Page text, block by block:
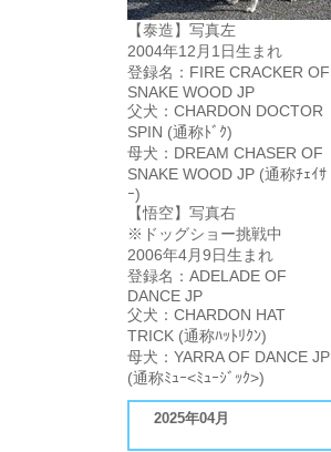
【泰造】写真左
2004年12月1日生まれ
登録名：FIRE CRACKER OF
SNAKE WOOD JP
父犬：CHARDON DOCTOR
SPIN (通称ﾄﾞｸ)
母犬：DREAM CHASER OF
SNAKE WOOD JP (通称ﾁｪｲｻ
ｰ)
【悟空】写真右
※ドッグショー挑戦中
2006年4月9日生まれ
登録名：ADELADE OF
DANCE JP
父犬：CHARDON HAT
TRICK (通称ﾊｯﾄﾘｸﾝ)
母犬：YARRA OF DANCE JP
(通称ﾐｭｰ<ﾐｭｰｼﾞｯｸ>)
2025年04月